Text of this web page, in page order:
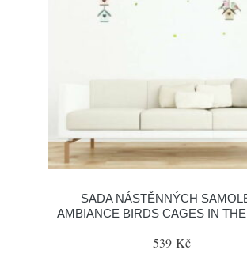
SADA NÁSTĚNNÝCH
AMBIANCE BIRDS CAGES IN
539 Kč